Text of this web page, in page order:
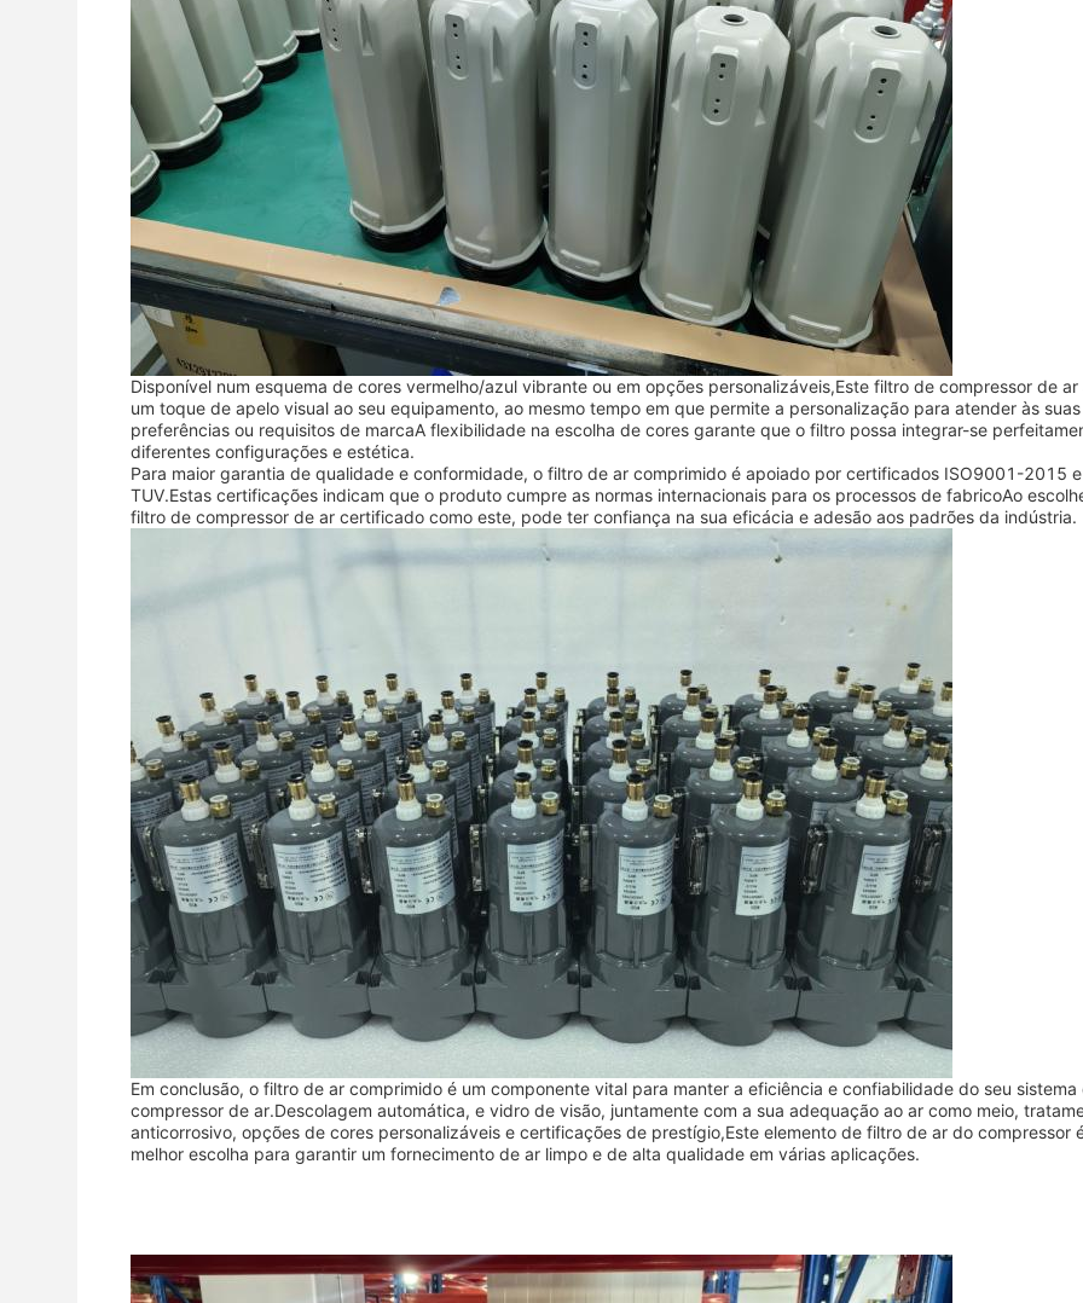
Disponível num esquema de cores vermelho/azul vibrante ou em opções personalizáveis,Este filtro de compressor de ar
um toque de apelo visual ao seu equipamento, ao mesmo tempo em que permite a personalização para atender às suas
preferências ou requisitos de marcaA flexibilidade na escolha de cores garante que o filtro possa integrar-se
diferentes configurações e estética.
Para maior garantia de qualidade e conformidade, o filtro de ar comprimido é apoiado por certificados ISO9001-2015 e
TUV.Estas certificações indicam que o produto cumpre as normas internacionais para os processos de fabricoAo
filtro de compressor de ar certificado como este, pode ter confiança na sua eficácia e adesão aos padrões da indústria.
Em conclusão, o filtro de ar comprimido é um componente vital para manter a eficiência e confiabilidade do seu sistema
compressor de ar.Descolagem automática, e vidro de visão, juntamente com a sua adequação ao ar como meio,
anticorrosivo, opções de cores personalizáveis e certificações de prestígio,Este elemento de filtro de ar do compressor
melhor escolha para garantir um fornecimento de ar limpo e de alta qualidade em várias aplicações.